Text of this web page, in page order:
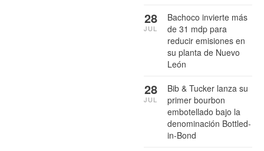
Bachoco invierte más
de 31 mdp para
reducir emisiones en
su planta de Nuevo
León
28
JUL
Bib & Tucker lanza su
primer bourbon
embotellado bajo la
denominación Bottled-
in-Bond
28
JUL